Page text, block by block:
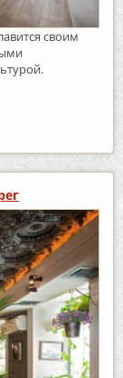
своим